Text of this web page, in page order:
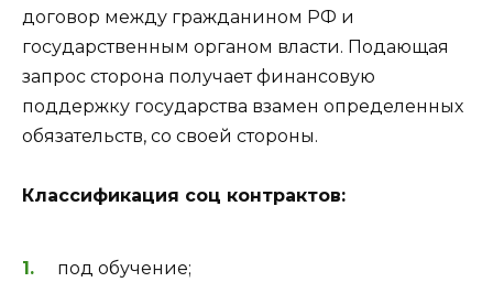
договор между гражданином РФ и
государственным органом власти. Подающая
запрос сторона получает финансовую
поддержку государства взамен определенных
обязательств, со своей стороны.
Классификация соц контрактов:
под обучение;